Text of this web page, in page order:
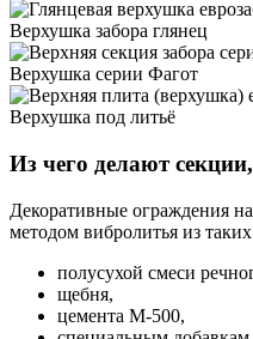
Верхушка забора глянец
Верхушка серии Фагот
Верхушка под литьё
Из чего делают
Декоративные ограждения
методом вибролитья из
полусухой смеси
щебня,
цемента М-500,